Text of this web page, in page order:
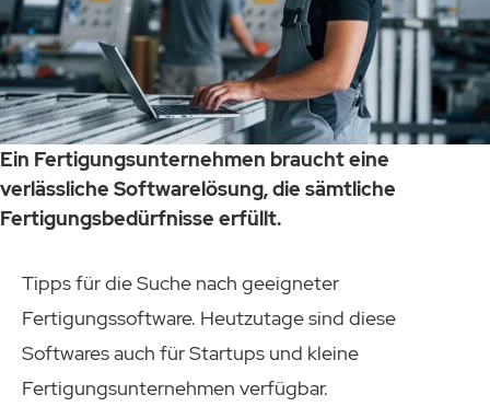
Tipps für die Suche nach geeigneter
Fertigungssoftware. Heutzutage sind diese
Softwares auch für Startups und kleine
Fertigungsunternehmen verfügbar.
Ein Fertigungsunternehmen braucht eine
verlässliche Softwarelösung, die sämtliche
Fertigungsbedürfnisse erfüllt.